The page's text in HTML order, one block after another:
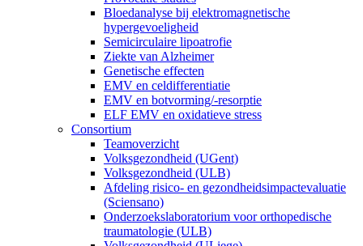
Bloedanalyse bij elektromagnetische
hypergevoeligheid
Semicirculaire lipoatrofie
Ziekte van Alzheimer
Genetische effecten
EMV en celdifferentiatie
EMV en botvorming/-resorptie
ELF EMV en oxidatieve stress
Consortium
Teamoverzicht
Volksgezondheid (UGent)
Volksgezondheid (ULB)
Afdeling risico- en gezondheidsimpactevaluatie
(Sciensano)
Onderzoekslaboratorium voor orthopedische
traumatologie (ULB)